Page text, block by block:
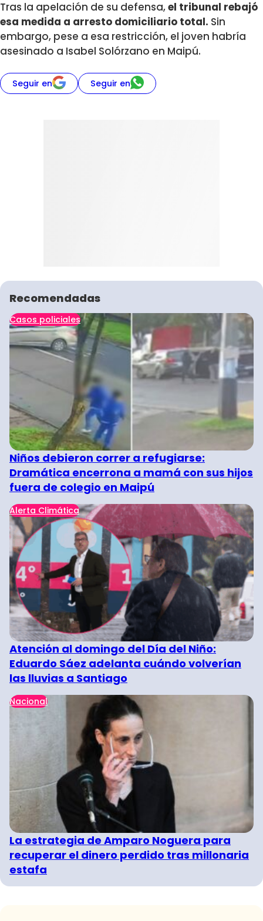
Tras la apelación de su defensa,el tribunal rebajó
esa medida a arresto domiciliario total. Sin
embargo, pese a esa restricción, el joven habría
asesinado a Isabel Solórzano en Maipú.
Seguir en Seguir en
Recomendadas
Casos policiales
Niños debieron correr a refugiarse:
Dramática encerrona a mamá con sus hijos
fuera de colegio en Maipú
Alerta Climática
Atención al domingo del Día del Niño:
Eduardo Sáez adelanta cuándo volverían
las lluvias a Santiago
Nacional
La estrategia de Amparo Noguera para
recuperar el dinero perdido tras millonaria
estafa